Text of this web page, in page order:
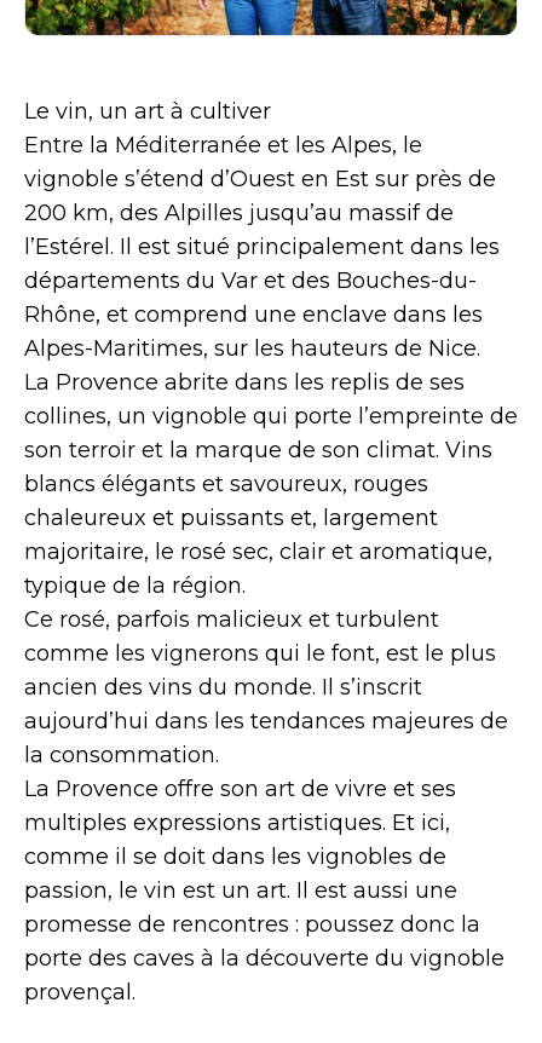
Le vin, un art à cultiver
Entre la Méditerranée et les Alpes, le
vignoble s’étend d’Ouest en Est sur près de
200 km, des Alpilles jusqu’au massif de
l’Estérel. Il est situé principalement dans les
départements du Var et des Bouches-du-
Rhône, et comprend une enclave dans les
Alpes-Maritimes, sur les hauteurs de Nice.
La Provence abrite dans les replis de ses
collines, un vignoble qui porte l’empreinte de
son terroir et la marque de son climat. Vins
blancs élégants et savoureux, rouges
chaleureux et puissants et, largement
majoritaire, le rosé sec, clair et aromatique,
typique de la région.
Ce rosé, parfois malicieux et turbulent
comme les vignerons qui le font, est le plus
ancien des vins du monde. Il s’inscrit
aujourd’hui dans les tendances majeures de
la consommation.
La Provence offre son art de vivre et ses
multiples expressions artistiques. Et ici,
comme il se doit dans les vignobles de
passion, le vin est un art. Il est aussi une
promesse de rencontres : poussez donc la
porte des caves à la découverte du vignoble
provençal.